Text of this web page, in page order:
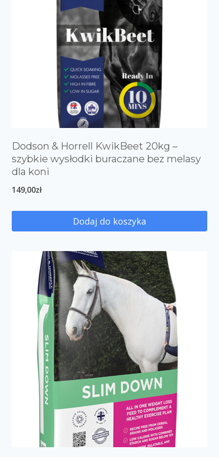
Dodson & Horrell KwikBeet 20kg –
szybkie wysłodki buraczane bez melasy
dla koni
149,00zł
Dodaj do koszyka